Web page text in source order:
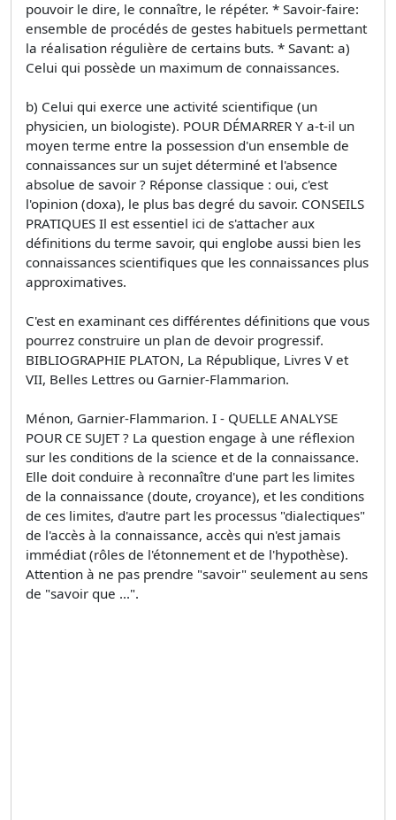
pouvoir le dire, le connaître, le répéter. * Savoir-faire:
ensemble de procédés de gestes habituels permettant
la réalisation régulière de certains buts. * Savant: a)
Celui qui possède un maximum de connaissances.
b) Celui qui exerce une activité scientifique (un
physicien, un biologiste). POUR DÉMARRER Y a-t-il un
moyen terme entre la possession d'un ensemble de
connaissances sur un sujet déterminé et l'absence
absolue de savoir ? Réponse classique : oui, c'est
l'opinion (doxa), le plus bas degré du savoir. CONSEILS
PRATIQUES Il est essentiel ici de s'attacher aux
définitions du terme savoir, qui englobe aussi bien les
connaissances scientifiques que les connaissances plus
approximatives.
C'est en examinant ces différentes définitions que vous
pourrez construire un plan de devoir progressif.
BIBLIOGRAPHIE PLATON, La République, Livres V et
VII, Belles Lettres ou Garnier-Flammarion.
Ménon, Garnier-Flammarion. I - QUELLE ANALYSE
POUR CE SUJET ? La question engage à une réflexion
sur les conditions de la science et de la connaissance.
Elle doit conduire à reconnaître d'une part les limites
de la connaissance (doute, croyance), et les conditions
de ces limites, d'autre part les processus "dialectiques"
de l'accès à la connaissance, accès qui n'est jamais
immédiat (rôles de l'étonnement et de l'hypothèse).
Attention à ne pas prendre "savoir" seulement au sens
de "savoir que ...".